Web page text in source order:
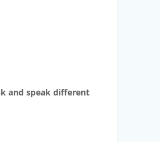
and speak different